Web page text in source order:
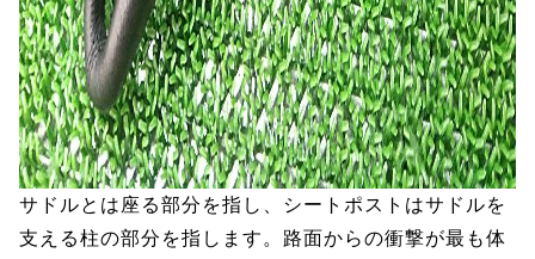
サドルとは座る部分を指し、シートポストはサドルを
支える柱の部分を指します。路面からの衝撃が最も体